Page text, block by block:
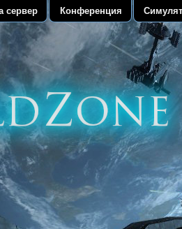
сервер Конференция